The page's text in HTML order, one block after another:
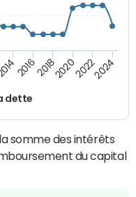
dette
20162018202020222024
somme des intérêts
du capital